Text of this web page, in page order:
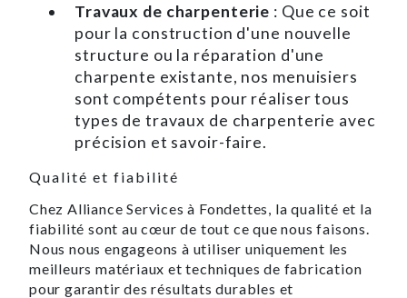
Travaux de charpenterie : Que ce soit
pour la construction d'une nouvelle
structure ou la réparation d'une
charpente existante, nos menuisiers
sont compétents pour réaliser tous
types de travaux de charpenterie avec
précision et savoir-faire.
Qualité et fiabilité
Chez Alliance Services à Fondettes, la qualité et la
fiabilité sont au cœur de tout ce que nous faisons.
Nous nous engageons à utiliser uniquement les
meilleurs matériaux et techniques de fabrication
pour garantir des résultats durables et